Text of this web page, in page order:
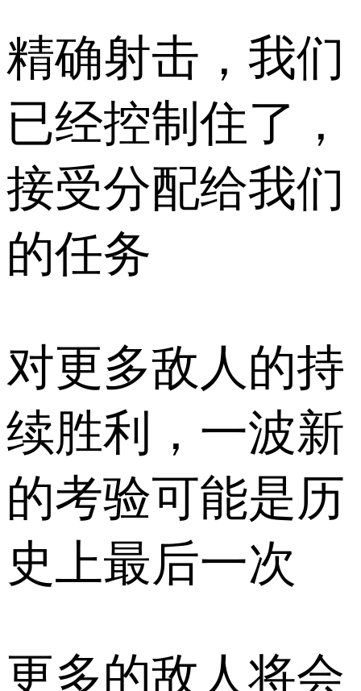
精确射击，我们
已经控制住了，
接受分配给我们
的任务
对更多敌人的持
续胜利，一波新
的考验可能是历
史上最后一次
更多的敌人将会